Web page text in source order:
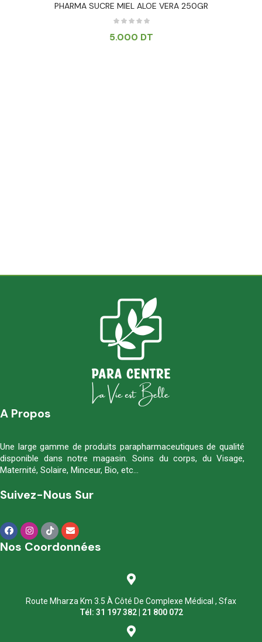
PHARMA SUCRE MIEL ALOE VERA 250GR
5.000 DT
A Propos
Une large gamme de produits parapharmaceutiques de qualité
disponible dans notre magasin. Soins du corps, du Visage,
Maternité, Solaire, Minceur, Bio, etc…
Suivez-Nous Sur
Nos Coordonnées
Route Mharza Km 3.5 À Côté De Complexe Médical , Sfax
Tél: 31 197 382 | 21 800 072